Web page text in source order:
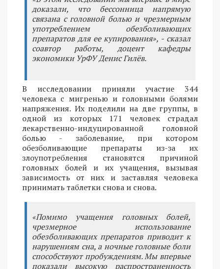
доказали, что бессонница напрямую
связана с головной болью и чрезмерным
употреблением обезболивающих
препаратов для ее купирования», - сказал
соавтор работы, доцент кафедры
экономики УрФУ Денис Гилёв.
В исследовании приняли участие 344
человека с мигренью и головными болями
напряжения. Их поделили на две группы, в
одной из которых 171 человек страдал
лекарственно-индуцированной головной
болью - заболевание, при котором
обезболивающие препараты из-за их
злоупотребления становятся причиной
головных болей и их учащения, вызывая
зависимость от них и заставляя человека
принимать таблетки снова и снова.
«Помимо учащения головных болей,
чрезмерное использование
обезболивающих препаратов приводит к
нарушениям сна, а ночные головные боли
способствуют пробуждениям. Мы впервые
показали высокую распространенность